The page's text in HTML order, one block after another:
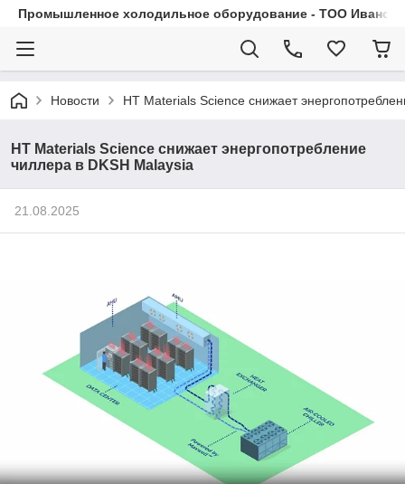
Промышленное холодильное оборудование - ТОО
Новости HT Materials Science снижает
HT Materials Science снижает энергопотребление
чиллера в DKSH Malaysia
21.08.2025